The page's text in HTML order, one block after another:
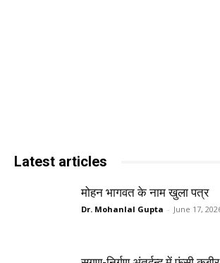
Latest articles
मोहन भागवत के नाम खुला पत्र
Dr. Mohanlal Gupta - June 17,